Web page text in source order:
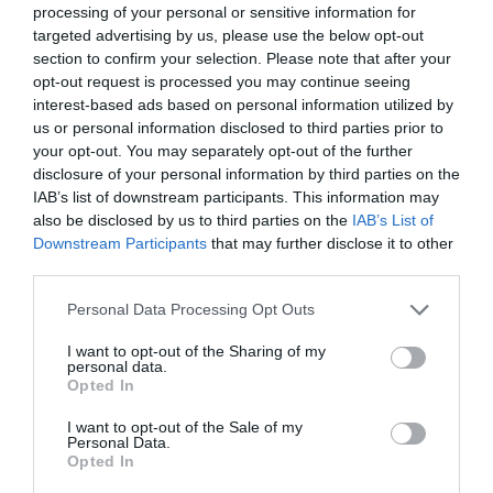
processing of your personal or sensitive information for
targeted advertising by us, please use the below opt-out
section to confirm your selection. Please note that after your
opt-out request is processed you may continue seeing
interest-based ads based on personal information utilized by
us or personal information disclosed to third parties prior to
your opt-out. You may separately opt-out of the further
disclosure of your personal information by third parties on the
IAB’s list of downstream participants. This information may
also be disclosed by us to third parties on the IAB’s List of
Downstream Participants that may further disclose it to other
Personal Data Processing Opt Outs
I want to opt-out of the Sharing of my
personal data.
Opted In
I want to opt-out of the Sale of my
Personal Data.
Opted In
aportan un excelente perfil deaminoácidos esenciales
con mayor proporción deleucina, aminoácido clave en
síntesis de proteínas musculares . De esta forma
contribuye a conservar la masa muscular y favorecer la
recuperación, factores determinantes para preservar la
funcionalidad y la independencia en la vida cotidiana. El
calcio y la vitamina D, por su parte, contribuyen al
mantenimiento de los huesos en condiciones normales,
reforzando la base estructural del movimiento.
Aportaenergíagracias a su contenido de 26 vitaminas
y minerales entre los que destacan las vitaminas del
energético normal y ayudan a reducir el cansancio y la
fatiga. Además, nutrientes como las vitaminas C y D y el
Gracias a la incorporación de dos